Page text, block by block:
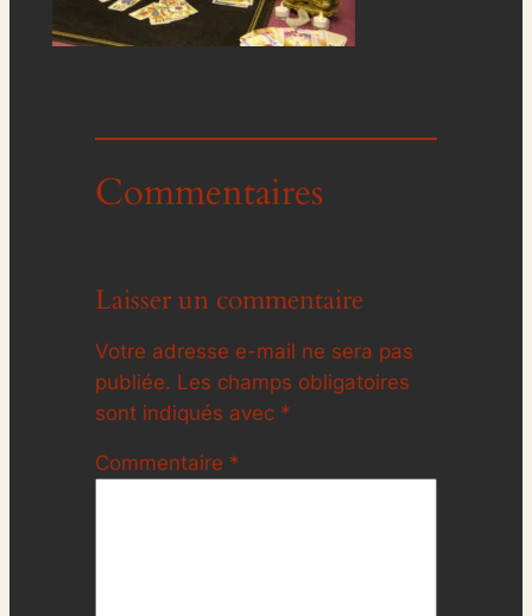
Commentaires
Laisser un commentaire
Votre adresse e-mail ne sera pas
publiée. Les champs obligatoires
sont indiqués avec *
Commentaire *